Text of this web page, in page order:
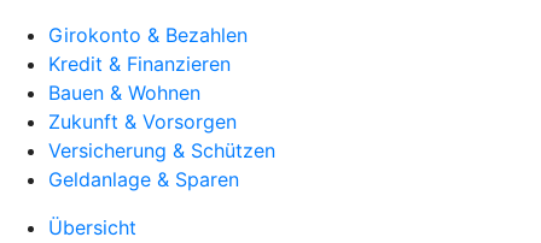
Girokonto & Bezahlen
Kredit & Finanzieren
Bauen & Wohnen
Zukunft & Vorsorgen
Versicherung & Schützen
Geldanlage & Sparen
Übersicht